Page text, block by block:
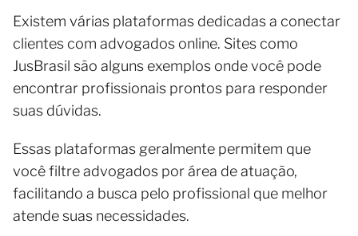
Existem várias plataformas dedicadas a conectar
clientes com advogados online. Sites como
JusBrasil são alguns exemplos onde você pode
encontrar profissionais prontos para responder
suas dúvidas.
Essas plataformas geralmente permitem que
você filtre advogados por área de atuação,
facilitando a busca pelo profissional que melhor
atende suas necessidades.